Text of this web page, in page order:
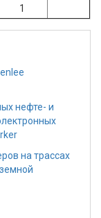
1
нефте- и
на трассах